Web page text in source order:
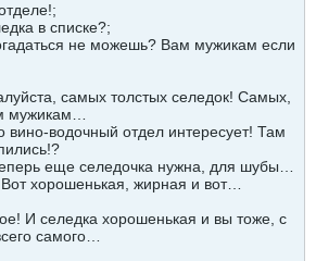
в списке?;
не можешь? Вам мужикам если
самых толстых селедок! Самых,
мужикам…
вино-водочный отдел интересует! Там
еще селедочка нужна, для шубы…
хорошенькая, жирная и вот…
И селедка хорошенькая и вы тоже, с
самого…